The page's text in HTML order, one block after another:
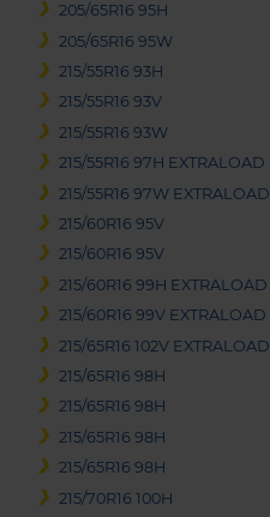
205/65R16 95H
205/65R16 95W
215/55R16 93H
215/55R16 93V
215/55R16 93W
215/55R16 97H EXTRALOAD
215/55R16 97W EXTRALOAD
215/60R16 95V
215/60R16 95V
215/60R16 99H EXTRALOAD
215/60R16 99V EXTRALOAD
215/65R16 102V EXTRALOAD
215/65R16 98H
215/65R16 98H
215/65R16 98H
215/65R16 98H
215/70R16 100H